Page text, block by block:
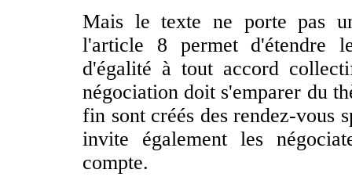
Mais le texte ne porte pas
l'article 8 permet d'étendre
d'égalité à tout accord
négociation doit s'emparer du
fin sont créés des rendez-vous
invite également les
compte.